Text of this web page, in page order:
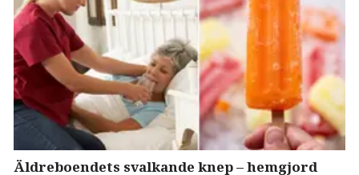
Äldreboendets svalkande knep – hemgjord